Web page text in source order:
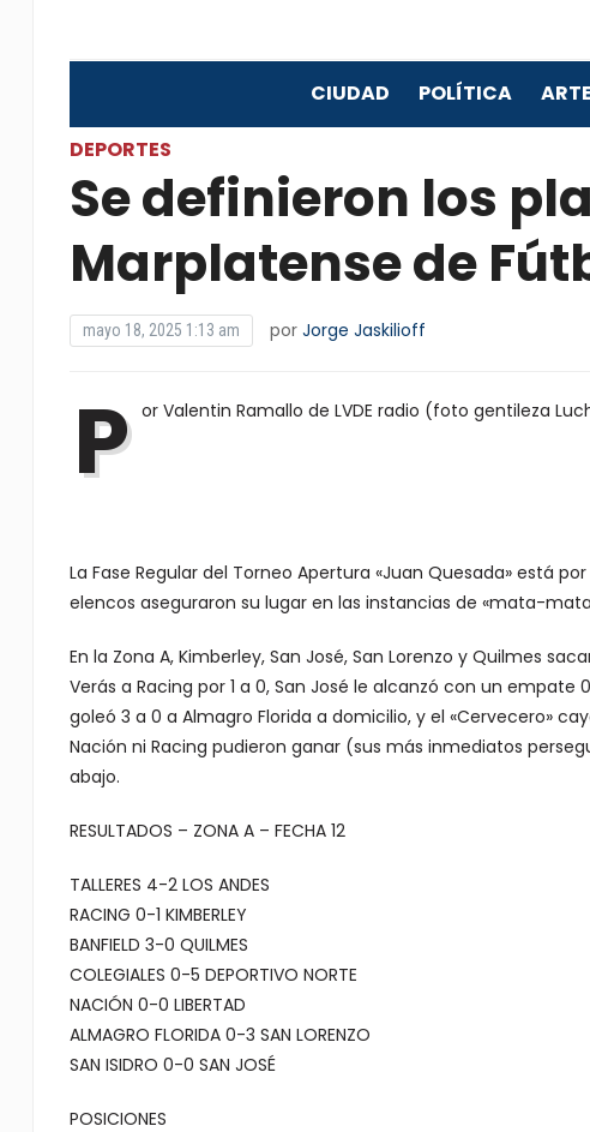
CIUDAD POLÍTICA
DEPORTES
Se definieron los
Marplatense de
mayo 18, 2025 1:13 am por Jorge Jaskilioff
P or Valentin Ramallo de LVDE radio (foto gentileza
La Fase Regular del Torneo Apertura «Juan Quesada» está
elencos aseguraron su lugar en las instancias de «mata-
En la Zona A, Kimberley, San José, San Lorenzo y Quilmes
Verás a Racing por 1 a 0, San José le alcanzó con un
goleó 3 a 0 a Almagro Florida a domicilio, y el «Cervecero»
Nación ni Racing pudieron ganar (sus más inmediatos
abajo.
RESULTADOS – ZONA A – FECHA 12
TALLERES 4-2 LOS ANDES
RACING 0-1 KIMBERLEY
BANFIELD 3-0 QUILMES
COLEGIALES 0-5 DEPORTIVO NORTE
NACIÓN 0-0 LIBERTAD
ALMAGRO FLORIDA 0-3 SAN LORENZO
SAN ISIDRO 0-0 SAN JOSÉ
POSICIONES